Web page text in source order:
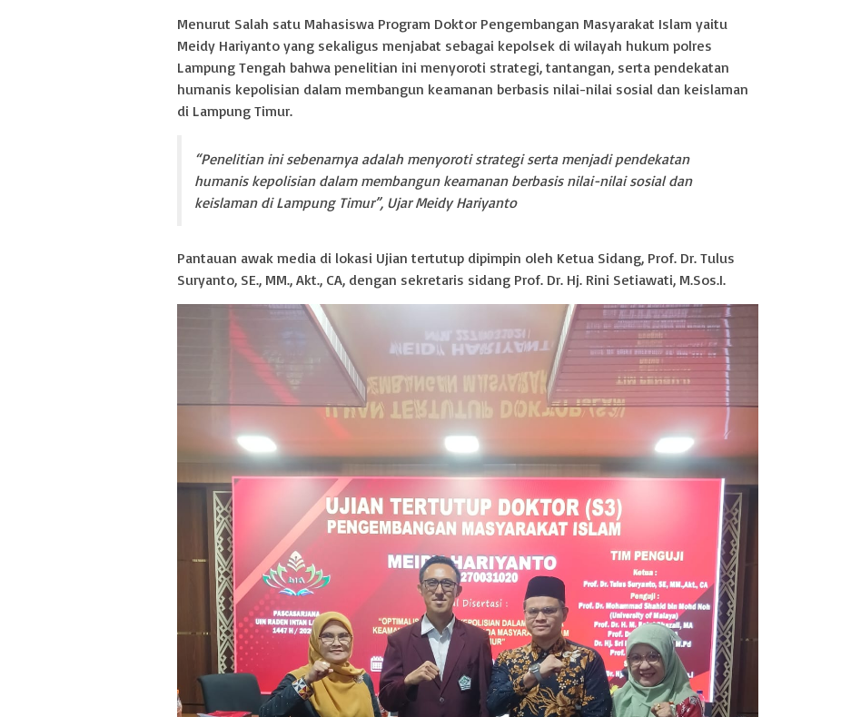
Menurut Salah satu Mahasiswa Program Doktor Pengembangan Masyarakat Islam yaitu
Meidy Hariyanto yang sekaligus menjabat sebagai kepolsek di wilayah hukum polres
Lampung Tengah bahwa penelitian ini menyoroti strategi, tantangan, serta pendekatan
humanis kepolisian dalam membangun keamanan berbasis nilai-nilai sosial dan keislaman
di Lampung Timur.
“Penelitian ini sebenarnya adalah menyoroti strategi serta menjadi pendekatan
humanis kepolisian dalam membangun keamanan berbasis nilai-nilai sosial dan
keislaman di Lampung Timur”, Ujar Meidy Hariyanto
Pantauan awak media di lokasi Ujian tertutup dipimpin oleh Ketua Sidang, Prof. Dr. Tulus
Suryanto, SE., MM., Akt., CA, dengan sekretaris sidang Prof. Dr. Hj. Rini Setiawati, M.Sos.I.